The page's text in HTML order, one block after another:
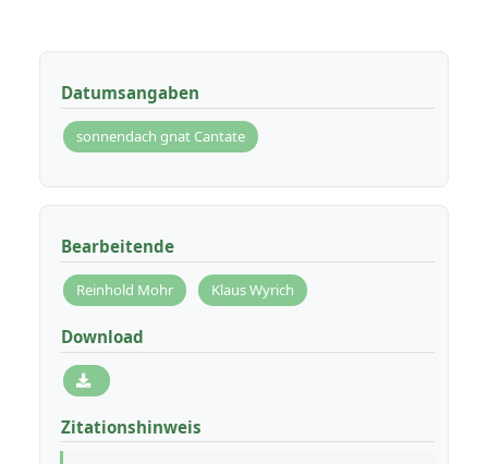
Datumsangaben
sonnendach gnat Cantate
Bearbeitende
Reinhold Mohr Klaus Wyrich
Download
Zitationshinweis